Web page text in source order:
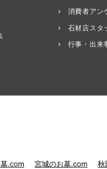
消費者アン
石材店スタ
行事・出来
.com 宮城のお墓.com 秋